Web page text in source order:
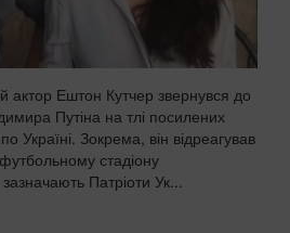
актор Ештон Кутчер звернувся до
Путіна на тлі посилених
Україні. Зокрема, він відреагував
стадіону
Патріоти Ук...